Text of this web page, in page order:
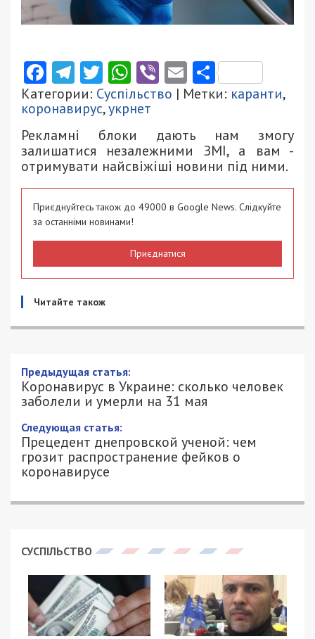
Facebook
Telegram
Twitter
WhatsApp
ViberEmail
Категории: Суспільство | Метки: каранти,
коронавирус,укрнет
Рекламні блоки дають нам змогу
залишатися незалежними ЗМІ, а вам -
отримувати найсвіжіші новини під ними.
Приєднуйтесь також до 49000 в Google News. Слідкуйте
за останніми новинами!
Приєднатися
Читайте також
Предыдущая статья:
Коронавирус в Украине: сколько человек
заболели и умерли на 31 мая
Следующая статья:
Прецедент днепровской ученой: чем
грозит распространение фейков о
коронавирусе
СУСПІЛЬСТВО